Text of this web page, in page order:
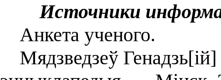
Источники
Анкета ученого.
Мядзведзеў